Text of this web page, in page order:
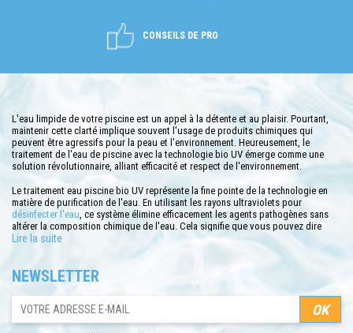
CONSEILS DE PRO
L'eau limpide de votre piscine est un appel à la détente et au plaisir. Pourtant,
maintenir cette clarté implique souvent l'usage de produits chimiques qui
peuvent être agressifs pour la peau et l'environnement. Heureusement, le
traitement de l'eau de piscine avec la technologie bio UV émerge comme une
solution révolutionnaire, alliant efficacité et respect de l'environnement.
Le traitement eau piscine bio UV représente la fine pointe de la technologie en
matière de purification de l'eau. En utilisant les rayons ultraviolets pour
désinfecter l'eau , ce système élimine efficacement les agents pathogènes sans
altérer la composition chimique de l'eau. Cela signifie que vous pouvez dire
adieu aux yeux rouges, à la peau irritée et aux odeurs de chlore désagréables
En plus de ses avantages pour la santé, le traitement bio UV est extrêmement
pratique. Avec un entretien minimal, le système UV permet de garder l'eau propre
et sûre, réduisant ainsi le besoin de nettoyage et de maintenance fréquents.
C'est une solution idéale pour ceux qui souhaitent profiter de leur piscine sans
se soucier constamment de son entretien.
Lire la suite
NEWSLETTER